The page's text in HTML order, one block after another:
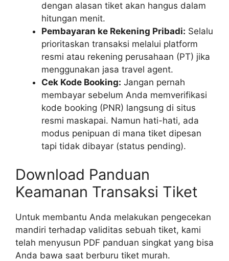
dengan alasan tiket akan hangus dalam
hitungan menit.
Pembayaran ke Rekening Pribadi: Selalu
prioritaskan transaksi melalui platform
resmi atau rekening perusahaan (PT) jika
menggunakan jasa travel agent.
Cek Kode Booking: Jangan pernah
membayar sebelum Anda memverifikasi
kode booking (PNR) langsung di situs
resmi maskapai. Namun hati-hati, ada
modus penipuan di mana tiket dipesan
tapi tidak dibayar (status pending).
Download Panduan
Keamanan Transaksi Tiket
Untuk membantu Anda melakukan pengecekan
mandiri terhadap validitas sebuah tiket, kami
telah menyusun PDF panduan singkat yang bisa
Anda bawa saat berburu tiket murah.